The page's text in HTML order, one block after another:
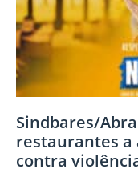
Sindbares/
restaurantes
contra